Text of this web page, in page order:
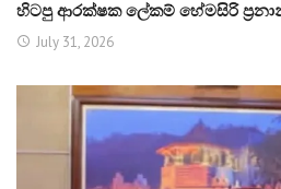
හිටපු ආරක්ෂක ලේකම් හේමසිරි
July 31, 2026